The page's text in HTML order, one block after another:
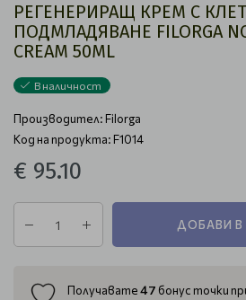
РЕГЕНЕРИРАЩ КРЕМ С
ПОДМЛАДЯВАНЕ FILORGA
CREAM 50ML
В наличност
Производител:Filorga
Код на продукта: F1014
€ 95.10
ДОБАВИ В
Получавате47 бонус точки